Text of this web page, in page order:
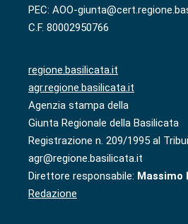
PEC: AOO-
C.F. 80002950766
regione.basilicata.it
agr.regione.basilicata.it
Agenzia stampa della
Giunta Regionale della Basilicata
Registrazione n. 209/1995 al
agr@regione.basilicata.it
Direttore responsabile: Massimo
Redazione